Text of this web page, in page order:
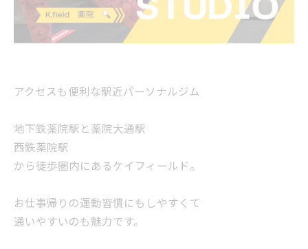
アクセスも便利な駅近パーソナルジム
地下鉄薬院駅と薬院大通駅
西鉄薬院駅
から徒歩圏内にあるケイフィールド。
お仕事帰りの運動習慣にもしやすくて
通いやすいのも魅力です。